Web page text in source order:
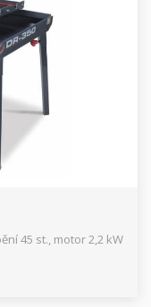
45 st., motor 2,2 kW